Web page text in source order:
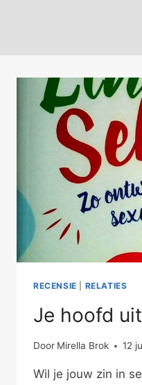
RECENSIE RELATIES
Je hoofd
Door Mirella Brok 12
Wil je jouw zin in